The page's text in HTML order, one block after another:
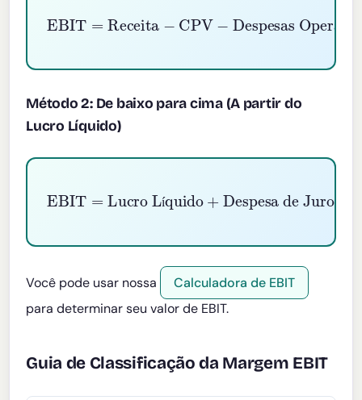
EBIT =Receita CPV−
Despesas Operacionais
Método 2: De baixo para cima (A partir do
Lucro Líquido)
í
EBIT Lucro Líquido
Despesa de Juros +Despesa de Impostos
Você pode usar nossa
Calculadora de EBIT
para determinar seu valor de EBIT.
Guia de Classificação da Margem EBIT